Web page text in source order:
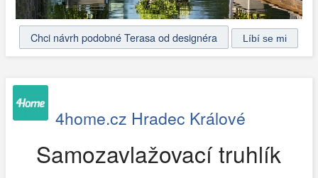
Chci návrh podobné Terasa od designéra
4home.cz Hradec Králové
Samozavlažovací truhlík